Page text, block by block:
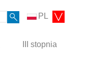
PL
III stopnia